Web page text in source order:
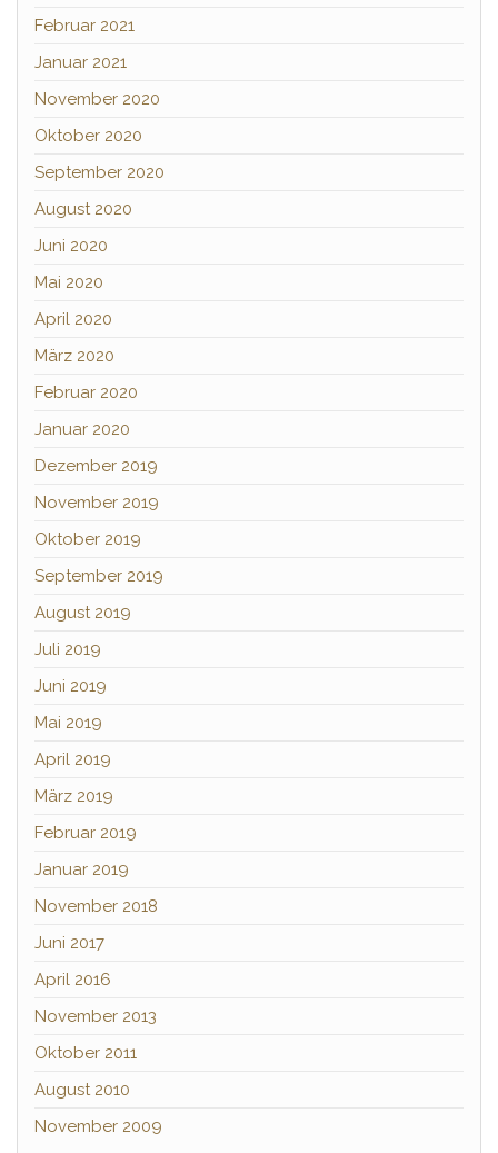
Februar 2021
Januar 2021
November 2020
Oktober 2020
September 2020
August 2020
Juni 2020
Mai 2020
April 2020
März 2020
Februar 2020
Januar 2020
Dezember 2019
November 2019
Oktober 2019
September 2019
August 2019
Juli 2019
Juni 2019
Mai 2019
April 2019
März 2019
Februar 2019
Januar 2019
November 2018
Juni 2017
April 2016
November 2013
Oktober 2011
August 2010
November 2009